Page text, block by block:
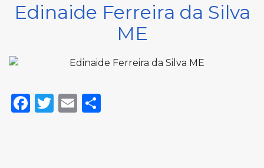
Edinaide Ferreira da Silva
ME
Facebook
Twitter
Email